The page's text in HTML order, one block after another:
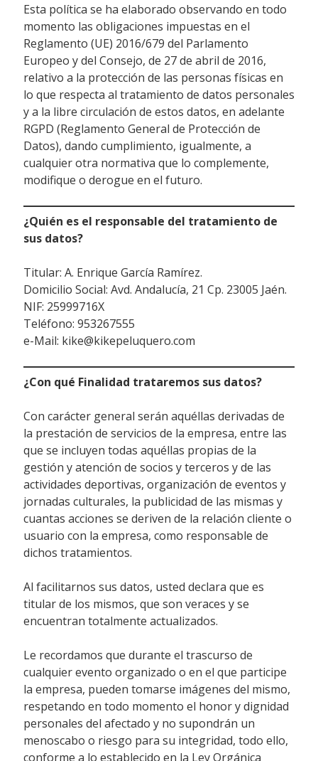
Esta política se ha elaborado observando en todo
momento las obligaciones impuestas en el
Reglamento (UE) 2016/679 del Parlamento
Europeo y del Consejo, de 27 de abril de 2016,
relativo a la protección de las personas físicas en
lo que respecta al tratamiento de datos personales
y a la libre circulación de estos datos, en adelante
RGPD (Reglamento General de Protección de
Datos), dando cumplimiento, igualmente, a
cualquier otra normativa que lo complemente,
modifique o derogue en el futuro.
¿Quién es el responsable del tratamiento de
sus datos?
Titular: A. Enrique García Ramírez.
Domicilio Social: Avd. Andalucía, 21 Cp. 23005 Jaén.
NIF: 25999716X
Teléfono: 953267555
e-Mail: kike@kikepeluquero.com
¿Con qué Finalidad trataremos sus datos?
Con carácter general serán aquéllas derivadas de
la prestación de servicios de la empresa, entre las
que se incluyen todas aquéllas propias de la
gestión y atención de socios y terceros y de las
actividades deportivas, organización de eventos y
jornadas culturales, la publicidad de las mismas y
cuantas acciones se deriven de la relación cliente o
usuario con la empresa, como responsable de
dichos tratamientos.
Al facilitarnos sus datos, usted declara que es
titular de los mismos, que son veraces y se
encuentran totalmente actualizados.
Le recordamos que durante el trascurso de
cualquier evento organizado o en el que participe
la empresa, pueden tomarse imágenes del mismo,
respetando en todo momento el honor y dignidad
personales del afectado y no supondrán un
menoscabo o riesgo para su integridad, todo ello,
conforme a lo establecido en la Ley Orgánica